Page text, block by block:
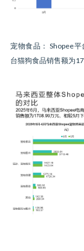
宠物食品： Shopee
台猫狗食品销售额为